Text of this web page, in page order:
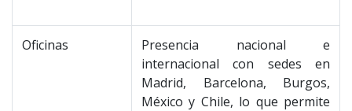
Oficinas
Presencia nacional e
internacional con sedes en
Madrid, Barcelona, Burgos,
México y Chile, lo que permite